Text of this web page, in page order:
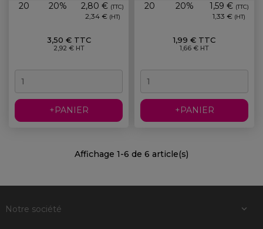
20 20% 2,80 € (TTC)
2,34 € (HT)
3,50 € TTC
2,92 € HT
+PANIER
20 20% 1,59 € (TTC)
1,33 € (HT)
1,99 € TTC
1,66 € HT
+PANIER
Affichage 1-6 de 6 article(s)
Notre société 